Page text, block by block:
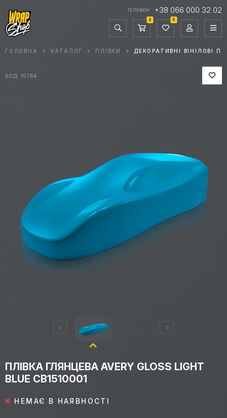
ТЕЛЕФОН +38 066 000 32 02
0 0
ГОЛОВНА КАТАЛОГ ПЛІВКИ ДЕКОРАТИВНІ ВІНІЛОВІ
ПЛІВКА ГЛЯНЦЕВА AVERY GLOSS LIGHT
BLUE CB1510001
НЕМАЄ В НАЯВНОСТІ
КОД: 10764